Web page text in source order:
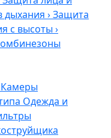
дыхания ›Защита
с высоты ›
Камеры
Одежда и